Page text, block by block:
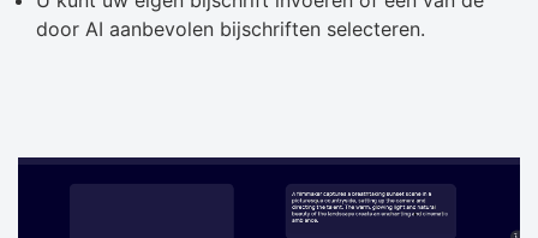
door AI aanbevolen bijschriften selecteren.